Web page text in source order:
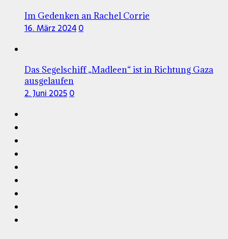
Im Gedenken an Rachel Corrie
16. März 20240
Das Segelschiff „Madleen“ ist in Richtung Gaza
ausgelaufen
2. Juni 20250